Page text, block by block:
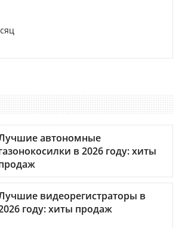
автономные
в 2026 году: хиты
видеорегистраторы в
году: хиты продаж